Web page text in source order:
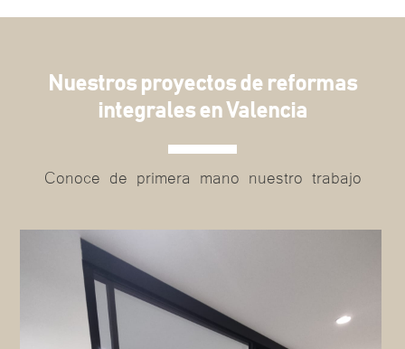
Nuestros proyectos de reformas
integrales en Valencia
Conoce de primera mano nuestro trabajo